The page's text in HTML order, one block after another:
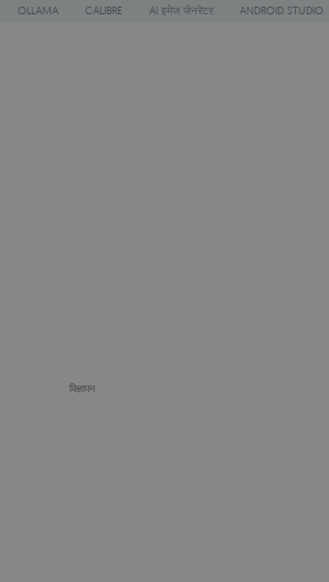
OLLAMA CALIBRE AI इमेज जेनरेटर ANDROID STUDIO
विज्ञापन